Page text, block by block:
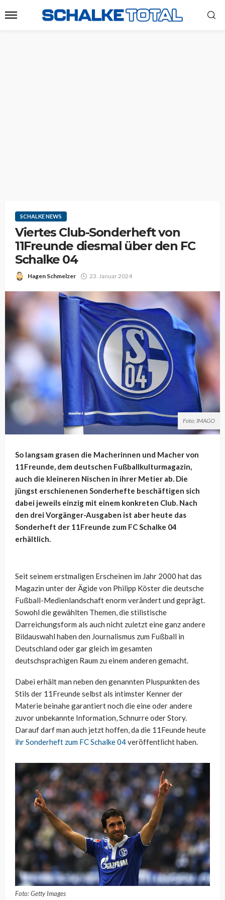
SCHALKE NEWS
Viertes Club-Sonderheft von
11Freunde diesmal über den FC
Schalke 04
Hagen Schmelzer 23. Januar 2024
Foto: IMAGO
So langsam grasen die Macherinnen und Macher von
11Freunde, dem deutschen Fußballkulturmagazin,
auch die kleineren Nischen in ihrer Metier ab. Die
jüngst erschienenen Sonderhefte beschäftigen sich
dabei jeweils einzig mit einem konkreten Club. Nach
den drei Vorgänger-Ausgaben ist aber heute das
Sonderheft der 11Freunde zum FC Schalke 04
erhältlich.
Seit seinem erstmaligen Erscheinen im Jahr 2000 hat das
Magazin unter der Ägide von Philipp Köster die deutsche
Fußball-Medienlandschaft enorm verändert und geprägt.
Sowohl die gewählten Themen, die stilistische
Darreichungsform als auch nicht zuletzt eine ganz andere
Bildauswahl haben den Journalismus zum Fußball in
Deutschland oder gar gleich im gesamten
deutschsprachigen Raum zu einem anderen gemacht.
Dabei erhält man neben den genannten Pluspunkten des
Stils der 11Freunde selbst als intimster Kenner der
Materie beinahe garantiert noch die eine oder andere
zuvor unbekannte Information, Schnurre oder Story.
Darauf darf man auch jetzt hoffen, da die 11Feunde heute
ihr Sonderheft zum FC Schalke 04veröffentlicht haben.
Foto: Getty Images